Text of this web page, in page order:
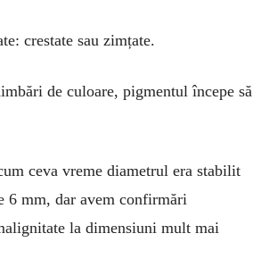
crestate sau zimțate.
de culoare, pigmentul începe să
ceva vreme diametrul era stabilit
6 mm, dar avem confirmări
la dimensiuni mult mai